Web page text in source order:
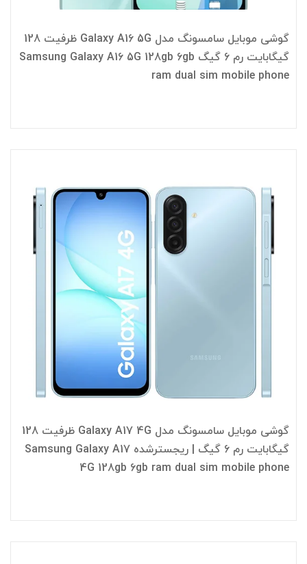
گوشی موبایل سامسونگ مدل Galaxy A16 5G ظرفیت 128
گیگابایت رم 6 گیگ Samsung Galaxy A16 5G 128gb 6gb
ram dual sim mobile phone
گوشی موبایل سامسونگ مدل Galaxy A17 4G ظرفیت 128
گیگابایت رم 6 گیگ | ریجسترشده Samsung Galaxy A17
4G 128gb 6gb ram dual sim mobile phone